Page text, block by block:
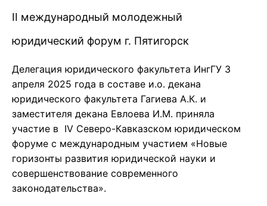
II международный молодежный
юридический форум г. Пятигорск
Делегация юридического факультета ИнгГУ 3
апреля 2025 года в составе и.о. декана
юридического факультета Гагиева А.К. и
заместителя декана Евлоева И.М. приняла
участие в IV Северо-Кавказском юридическом
форуме с международным участием «Новые
горизонты развития юридической науки и
совершенствование современного
законодательства».